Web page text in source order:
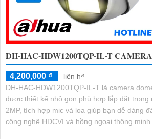
DH-HAC-HDW1200TQP-IL-T
4,200,000 ₫
liên h₫
DH-HAC-HDW1200TQP-IL-T là camera
được thiết kế nhỏ gọn phù hợp lắp đặt trong nhà. Có độ
2MP, tích hợp mic và loa giúp bạn dễ dàng
công nghệ HDCVI và hồng ngoại thông